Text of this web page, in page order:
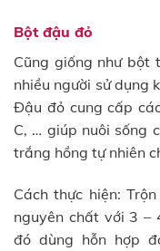
Bột đậu đỏ
Cũng giống như bột
nhiều người sử dụng
Đậu đỏ cung cấp
C, … giúp nuôi sống
trắng hồng tự nhiên
Cách thực hiện:
nguyên chất với 3 –
đó dùng hỗn hợp